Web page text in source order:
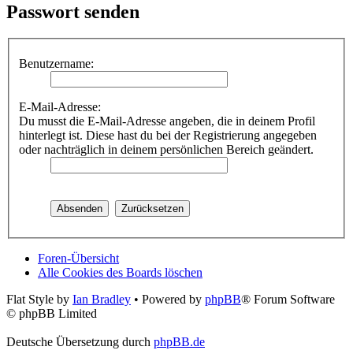
Passwort senden
Benutzername:
E-Mail-Adresse:
Du musst die E-Mail-Adresse angeben, die in deinem Profil
hinterlegt ist. Diese hast du bei der Registrierung angegeben
oder nachträglich in deinem persönlichen Bereich geändert.
Foren-Übersicht
Alle Cookies des Boards löschen
Flat Style by Ian Bradley • Powered by phpBB® Forum Software
© phpBB Limited
Deutsche Übersetzung durch phpBB.de